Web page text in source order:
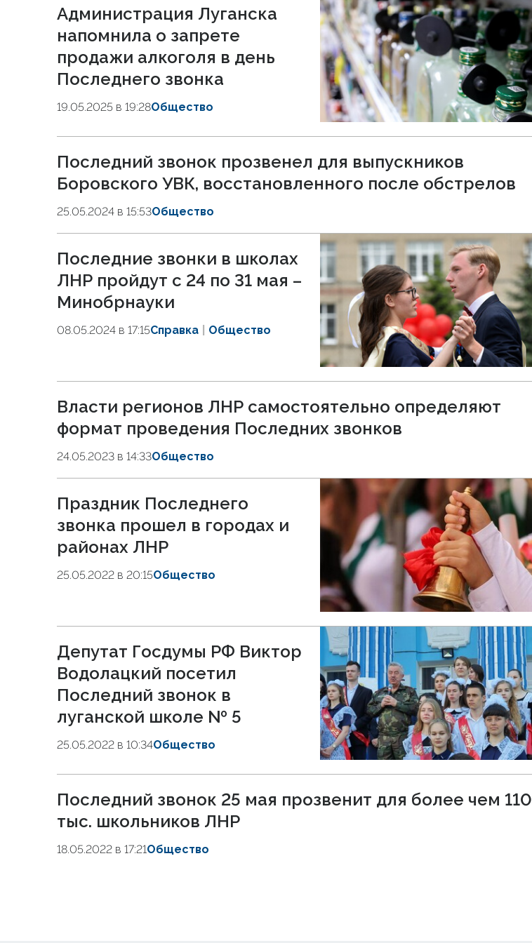
Администрация Луганска
напомнила о запрете
продажи алкоголя в день
Последнего звонка
19.05.2025 в 19:28Общество
Последний звонок прозвенел для выпускников
Боровского УВК, восстановленного после обстрелов
25.05.2024 в 15:53Общество
Последние звонки в школах
ЛНР пройдут с 24 по 31 мая –
Минобрнауки
08.05.2024 в 17:15Справка Общество
Власти регионов ЛНР самостоятельно определяют
формат проведения Последних звонков
24.05.2023 в 14:33Общество
Праздник Последнего
звонка прошел в городах и
районах ЛНР
25.05.2022 в 20:15Общество
Депутат Госдумы РФ Виктор
Водолацкий посетил
Последний звонок в
луганской школе № 5
25.05.2022 в 10:34Общество
Последний звонок 25 мая прозвенит для более чем 110
тыс. школьников ЛНР
18.05.2022 в 17:21Общество